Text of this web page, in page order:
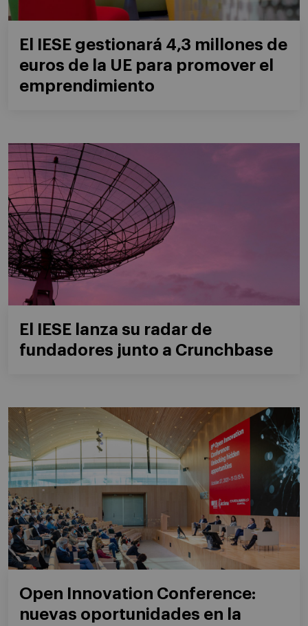
El IESE gestionará 4,3 millones de
euros de la UE para promover el
emprendimiento
El IESE lanza su radar de
fundadores junto a Crunchbase
Open Innovation Conference:
nuevas oportunidades en la